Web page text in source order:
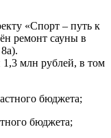
«Спорт – путь к
ремонт сауны в
1,3 млн рублей, в том
бюджета;
бюджета;